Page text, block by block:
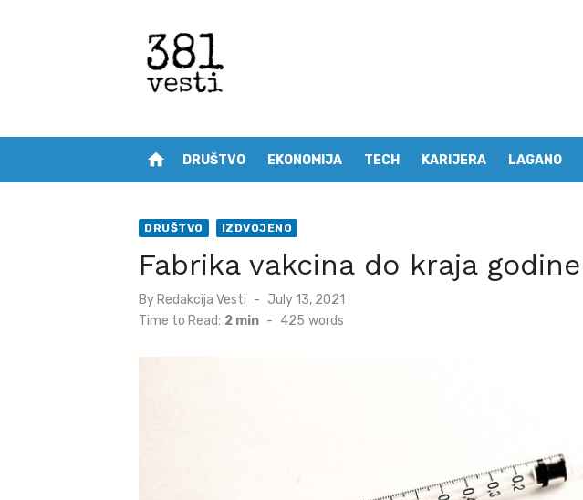
home DRUŠTVO EKONOMIJA TECH KARIJERA LAGANO
DRUŠTVO IZDVOJENO
Fabrika vakcina do kraja godine
By Redakcija Vesti
Posted
July 13, 2021
Time to Read: 2 min - 425 words